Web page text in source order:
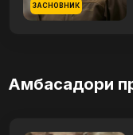
ЗАСНОВНИК
Амбасадори